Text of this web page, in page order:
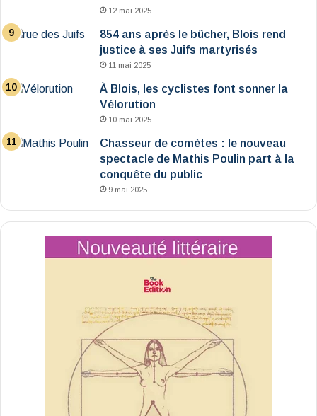
12 mai 2025
854 ans après le bûcher, Blois rend
justice à ses Juifs martyrisés
11 mai 2025
À Blois, les cyclistes font sonner la
Vélorution
10 mai 2025
Chasseur de comètes : le nouveau
spectacle de Mathis Poulin part à la
conquête du public
9 mai 2025